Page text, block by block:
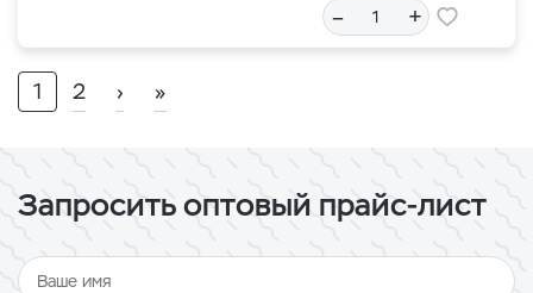
– +
1 2 › »
Запросить оптовый прайс-лист